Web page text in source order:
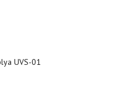
UVS-01